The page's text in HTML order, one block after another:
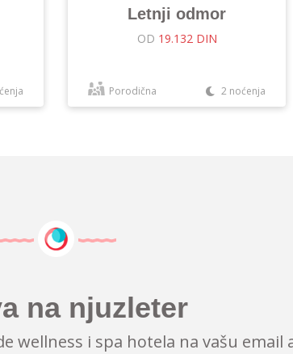
Letnji odmor
OD 19.132 DIN
Porodična 2 noćenja
na njuzleter
wellness i spa hotela na vašu email